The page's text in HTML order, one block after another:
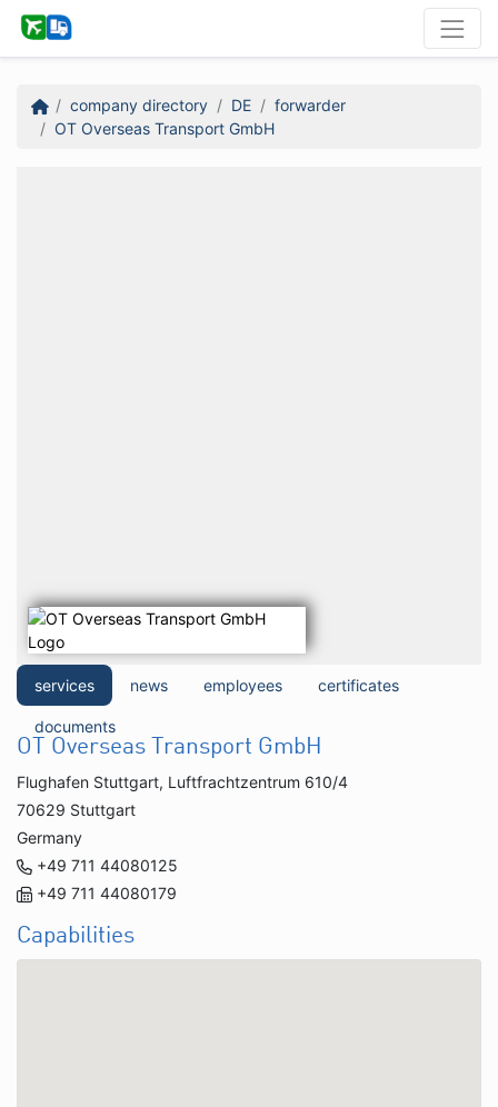
company directory DE
forwarder
OT Overseas Transport GmbH
services news employees certificates
documents
OT Overseas Transport GmbH
Flughafen Stuttgart, Luftfrachtzentrum 610/4
70629 Stuttgart
Germany
+49 711 44080125
+49 711 44080179
Capabilities